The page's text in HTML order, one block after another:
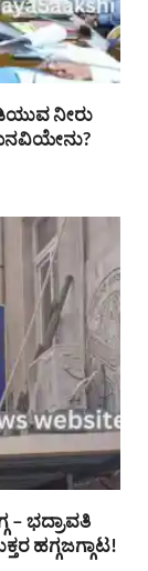
ನೀರು
– ಭದ್ರಾವತಿ
ಹಗ್ಗಜಗ್ಗಾಟ!